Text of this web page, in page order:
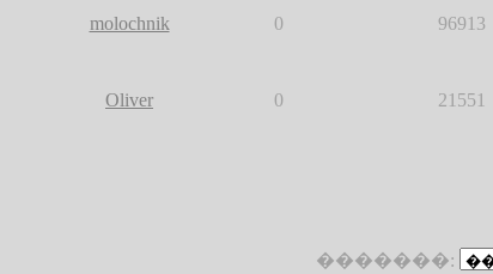
molochnik 0 96913
Oliver 0 21551
�������: